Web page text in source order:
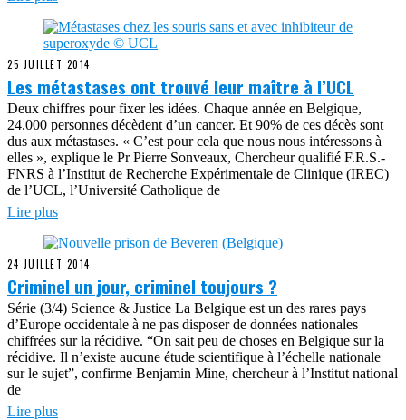
25 JUILLET 2014
Les métastases ont trouvé leur maître à l’UCL
Deux chiffres pour fixer les idées. Chaque année en Belgique,
24.000 personnes décèdent d’un cancer. Et 90% de ces décès sont
dus aux métastases. « C’est pour cela que nous nous intéressons à
elles », explique le Pr Pierre Sonveaux, Chercheur qualifié F.R.S.-
FNRS à l’Institut de Recherche Expérimentale de Clinique (IREC)
de l’UCL, l’Université Catholique de
Lire plus
24 JUILLET 2014
Criminel un jour, criminel toujours ?
Série (3/4) Science & Justice La Belgique est un des rares pays
d’Europe occidentale à ne pas disposer de données nationales
chiffrées sur la récidive. “On sait peu de choses en Belgique sur la
récidive. Il n’existe aucune étude scientifique à l’échelle nationale
sur le sujet”, confirme Benjamin Mine, chercheur à l’Institut national
de
Lire plus